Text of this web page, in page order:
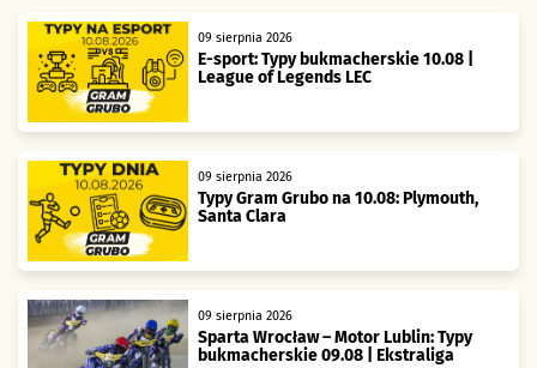
09 sierpnia 2026
E-sport: Typy bukmacherskie 10.08 |
League of Legends LEC
09 sierpnia 2026
Typy Gram Grubo na 10.08: Plymouth,
Santa Clara
09 sierpnia 2026
Sparta Wrocław – Motor Lublin: Typy
bukmacherskie 09.08 | Ekstraliga